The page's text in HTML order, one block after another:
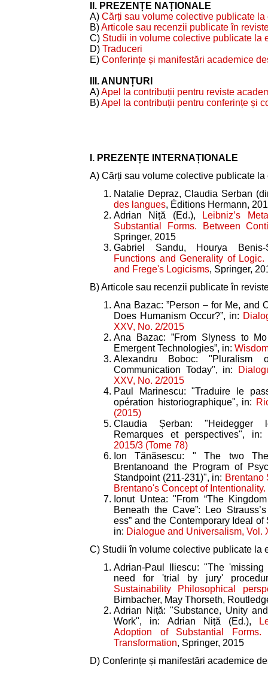
II. PREZENȚE NAȚIONALE
A) Cărți sau volume colective publicate la
B)Articole sau recenzii publicate în
C) Studii in volume colective publicate la
D) Traduceri
E) Conferințe și manifestări academice
III. ANUNȚURI
A)Apel la contribuții pentru reviste
B)Apel la contribuții pentru conferințe și
I. PREZENȚE INTERNAȚIONALE
A) Cărți sau volume colective publicate
Natalie Depraz, Claudia Serban
des langues, Éditions Hermann,
Adrian Niță (Ed.),
Leibniz’s
Substantial Forms. Between
Springer, 2015
Gabriel Sandu, Hourya Benis-
Functions and Generality of
and Frege's Logicisms, Springer,
B) Articole sau recenzii publicate în
Ana Bazac: ”Person – for Me, and
Does Humanism Occur?”, in:
XXV, No. 2/2015
Ana Bazac: ”From Slyness to
Emergent Technologies”, in:
Alexandru Boboc: "Pluralism
Communication Today", in:
XXV, No. 2/2015
Paul Marinescu: "Traduire le
opération historiographique", in:
(2015)
Claudia Șerban: "Heidegger
Remarques et perspectives", in:
2015/3 (Tome 78)
Ion Tănăsescu: " The two
Brentanoand the Program of
Standpoint (211-231)", in: Brentano
Brentano's Concept of
Ionut Untea: "From “The
Beneath the Cave”: Leo
ess” and the Contemporary Ideal
in: Dialogue and Universalism, Vol.
C) Studii în volume colective publicate la
Adrian-Paul Iliescu: "The
need for 'trial by jury'
Sustainability Philosophical
Birnbacher, May Thorseth,
Adrian Niță: "Substance, Unity
Work", in: Adrian Niță (Ed.),
Adoption of Substantial
Transformation, Springer, 2015
D) Conferințe și manifestări academice